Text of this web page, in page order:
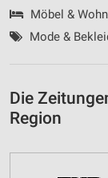
Möbel &
Mode &
Die
Region